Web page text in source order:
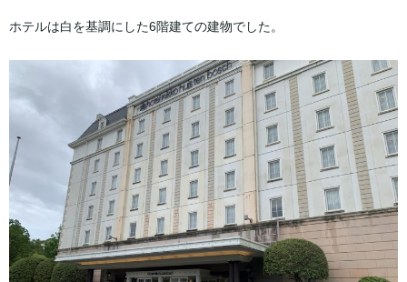
ホテルは白を基調にした6階建ての建物でした。